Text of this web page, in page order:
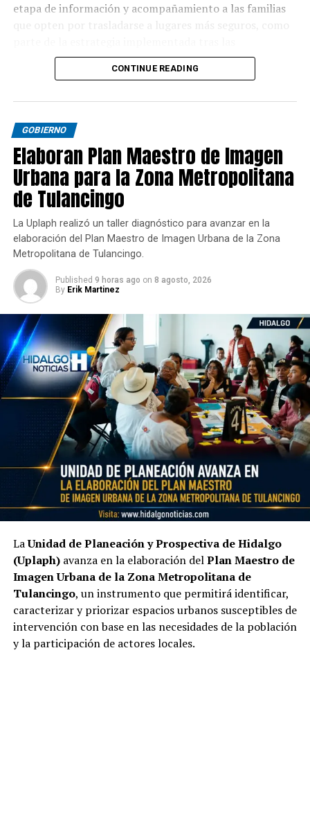
etapa de información y acompañamiento a las familias
que opten por trasladarse a lugares más seguros, como
afectaciones provocadas por las lluvias de 2025.
CONTINUE READING
GOBIERNO
Elaboran Plan Maestro de Imagen
Urbana para la Zona Metropolitana
de Tulancingo
La Uplaph realizó un taller diagnóstico para avanzar en la
elaboración del Plan Maestro de Imagen Urbana de la Zona
Metropolitana de Tulancingo.
Published 9 horas ago on 8 agosto, 2026
By Erik Martinez
LaUnidad de Planeación y Prospectiva de Hidalgo
(Uplaph)avanza en la elaboración delPlan Maestro de
Imagen Urbana de la Zona Metropolitana de
Tulancingo, un instrumento que permitirá identificar,
caracterizar y priorizar espacios urbanos susceptibles de
intervención con base en las necesidades de la población
y la participación de actores locales.